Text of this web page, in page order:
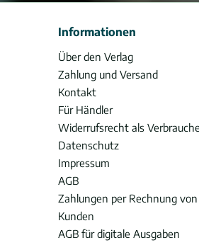
Informationen
Über den Verlag
Zahlung und Versand
Kontakt
Für Händler
Widerrufsrecht als
Datenschutz
Impressum
AGB
Zahlungen per Rechnung
Kunden
AGB für digitale Ausgaben